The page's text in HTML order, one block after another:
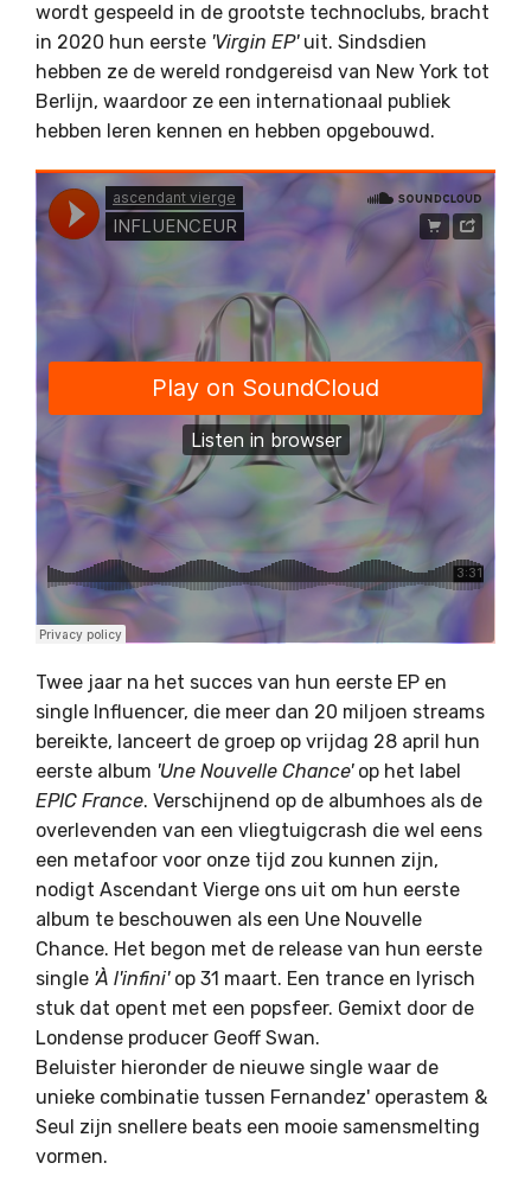
wordt gespeeld in de grootste technoclubs, bracht
in 2020 hun eerste 'Virgin EP'uit. Sindsdien
hebben ze de wereld rondgereisd van New York tot
Berlijn, waardoor ze een internationaal publiek
hebben leren kennen en hebben opgebouwd.
Twee jaar na het succes van hun eerste EP en
single Influencer, die meer dan 20 miljoen streams
bereikte, lanceert de groep op vrijdag 28 april hun
eerste album 'Une Nouvelle Chance'op het label
EPIC France. Verschijnend op de albumhoes als de
overlevenden van een vliegtuigcrash die wel eens
een metafoor voor onze tijd zou kunnen zijn,
nodigt Ascendant Vierge ons uit om hun eerste
album te beschouwen als een Une Nouvelle
Chance. Het begon met de release van hun eerste
single 'À l'infini' op 31 maart. Een trance en lyrisch
stuk dat opent met een popsfeer. Gemixt door de
Londense producer Geoff Swan.
Beluister hieronder de nieuwe single waar de
unieke combinatie tussen Fernandez' operastem &
Seul zijn snellere beats een mooie samensmelting
vormen.